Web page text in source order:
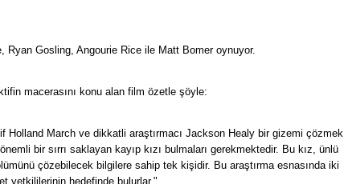
Ryan Gosling, Angourie Rice ile Matt Bomer oynuyor.
macerasını konu alan film özetle şöyle:
Holland March ve dikkatli araştırmacı Jackson Healy bir gizemi çözmek
bir sırrı saklayan kayıp kızı bulmaları gerekmektedir. Bu kız, ünlü
çözebilecek bilgilere sahip tek kişidir. Bu araştırma esnasında iki
yetkililerinin hedefinde bulurlar."